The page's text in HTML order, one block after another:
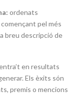
ordenats
pel més
breu descripció de
en resultats
Els èxits són
premis o mencions